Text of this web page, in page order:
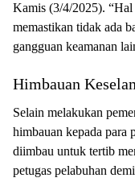
Kamis (3/4/2025).
memastikan tidak ada
gangguan keamanan
Himbauan
Selain melakukan
himbauan kepada para
diimbau untuk tertib
petugas pelabuhan